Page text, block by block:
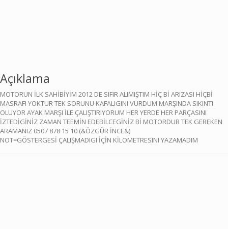
Açıklama
MOTORUN İLK SAHİBİYİM 2012 DE SIFIR ALIMIŞTIM HİÇ Bİ ARIZASI HİÇBİ
MASRAFI YOKTUR TEK SORUNU KAFALIGINI VURDUM MARŞINDA SIKINTI
OLUYOR AYAK MARŞI İLE ÇALIŞTIRIYORUM HER YERDE HER PARÇASINI
İZTEDİGİNİZ ZAMAN TEEMİN EDEBİLCEGİNİZ Bİ MOTORDUR TEK GEREKEN
ARAMANIZ 0507 878 15 10 (&ÖZGÜR İNCE&)
NOT=GÖSTERGESİ ÇALIŞMADIGI İÇİN KİLOMETRESINI YAZAMADIM